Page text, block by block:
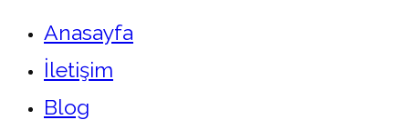
Anasayfa
İletişim
Blog